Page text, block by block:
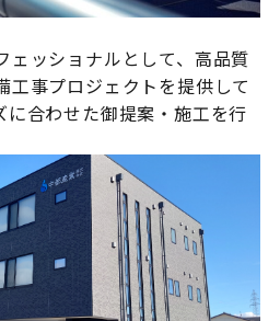
ェッショナルとして、高品質
工事プロジェクトを提供して
に合わせた御提案・施工を行